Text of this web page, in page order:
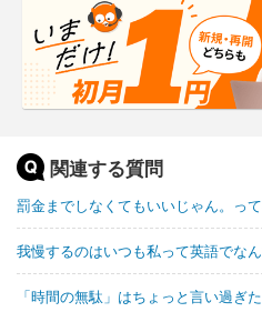
関連する質問
罰金までしなくてもいいじゃん。っ
我慢するのはいつも私って英語でな
「時間の無駄」はちょっと言い過ぎ